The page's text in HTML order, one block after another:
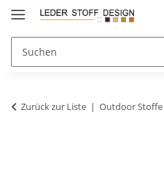
Zurück zur Liste Outdoor Stoffe